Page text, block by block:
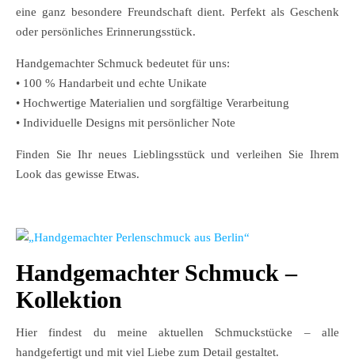
eine ganz besondere Freundschaft dient. Perfekt als Geschenk
oder persönliches Erinnerungsstück.
Handgemachter Schmuck bedeutet für uns:
• 100 % Handarbeit und echte Unikate
• Hochwertige Materialien und sorgfältige Verarbeitung
• Individuelle Designs mit persönlicher Note
Finden Sie Ihr neues Lieblingsstück und verleihen Sie Ihrem
Look das gewisse Etwas.
Handgemachter Schmuck –
Kollektion
Hier findest du meine aktuellen Schmuckstücke – alle
handgefertigt und mit viel Liebe zum Detail gestaltet.